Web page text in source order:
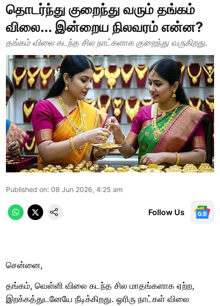
தொடர்ந்து குறைந்து வரும் தங்கம்
விலை... இன்றைய நிலவரம் என்ன?
தங்கம் விலை கடந்த சில நாட்களாக குறைந்து வருகிறது.
Published on: 08 Jun 2026, 4:25 am
Follow Us
சென்னை,
தங்கம், வெள்ளி விலை கடந்த சில மாதங்களாக ஏற்ற,
இறக்கத்துடனேயே நீடிக்கிறது. ஓரிரு நாட்கள் விலை